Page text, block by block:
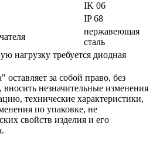
IK 06
IP 68
нержавеющая
сталь
нагрузку требуется диодная
за собой право, без
вносить незначительные изменения
технические характеристики,
по упаковке, не
свойств изделия и его